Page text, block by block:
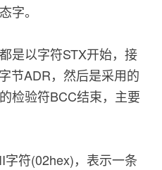
字。
是以字符STX开始，接
节ADR，然后是采用的
检验符BCC结束，主要
符(02hex)，表示一条